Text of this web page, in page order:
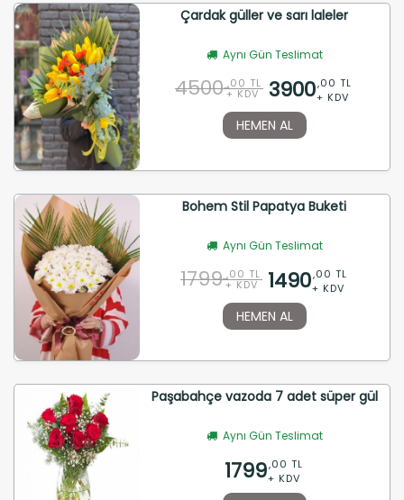
Çardak güller ve sarı laleler
Aynı Gün Teslimat
4500 ,00 TL
+ KDV 3900,00 TL
+ KDV
HEMEN AL
Bohem Stil Papatya Buketi
Aynı Gün Teslimat
1799 ,00 TL
+ KDV 1490,00 TL
+ KDV
HEMEN AL
Paşabahçe vazoda 7 adet süper gül
Aynı Gün Teslimat
1799,00 TL
+ KDV